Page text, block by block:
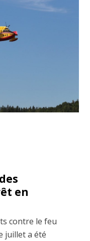
en
contre le feu
juillet a été